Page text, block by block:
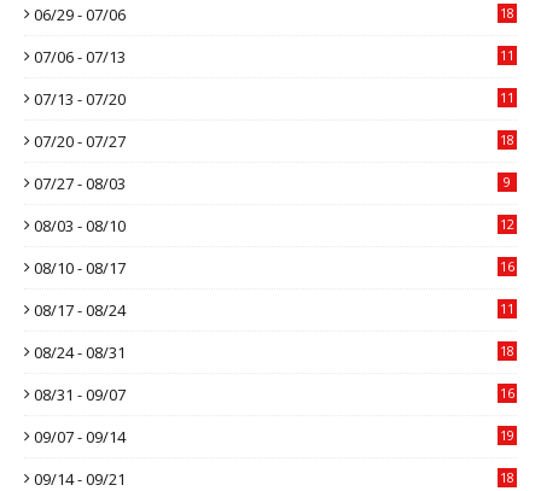
06/29 - 07/06 18
07/06 - 07/13 11
07/13 - 07/20 11
07/20 - 07/27 18
07/27 - 08/03 9
08/03 - 08/10 12
08/10 - 08/17 16
08/17 - 08/24 11
08/24 - 08/31 18
08/31 - 09/07 16
09/07 - 09/14 19
09/14 - 09/21 18